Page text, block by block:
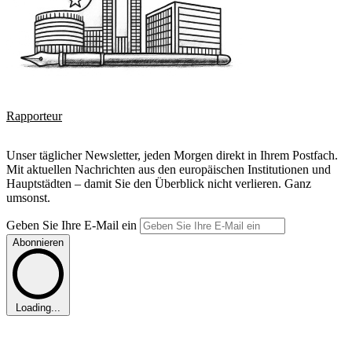
Rapporteur
Unser täglicher Newsletter, jeden Morgen direkt in Ihrem Postfach.
Mit aktuellen Nachrichten aus den europäischen Institutionen und
Hauptstädten – damit Sie den Überblick nicht verlieren. Ganz
umsonst.
Geben Sie Ihre E-Mail ein
Abonnieren
Loading...